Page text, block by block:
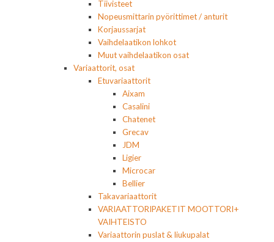
Tiivisteet
Nopeusmittarin pyörittimet / anturit
Korjaussarjat
Vaihdelaatikon lohkot
Muut vaihdelaatikon osat
Variaattorit, osat
Etuvariaattorit
Aixam
Casalini
Chatenet
Grecav
JDM
Ligier
Microcar
Bellier
Takavariaattorit
VARIAATTORIPAKETIT MOOTTORI+
VAIHTEISTO
Variaattorin puslat & liukupalat